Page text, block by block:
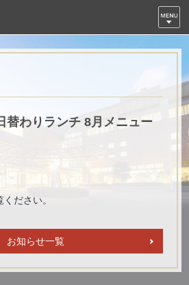
替わりランチ 8月メニュー
ください。
お知らせ一覧